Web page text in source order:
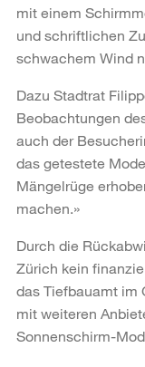
mit einem
und schriftlichen
schwachem Wind
Dazu Stadtrat
Beobachtungen
auch der
das getestete
Mängelrüge
machen.»
Durch die
Zürich kein
das Tiefbauamt im
mit weiteren
Sonnenschirm-